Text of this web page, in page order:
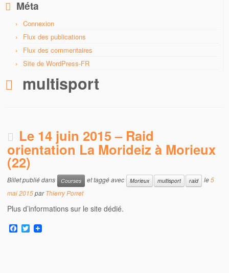
Méta
Connexion
Flux des publications
Flux des commentaires
Site de WordPress-FR
multisport
Le 14 juin 2015 – Raid
orientation La Morideiz à Morieux
(22)
Billet publié dans Courses et taggé avec Morieux multisport raid le5
mai 2015parThierry Porret
Plus d’informations sur le site dédié.
F
a
T
w